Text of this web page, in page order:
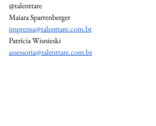
@talenttare
Maiara Sparrenberger
imprensa@talenttare.com.br
Patrícia Wisnieski
assessoria@talenttare.com.br